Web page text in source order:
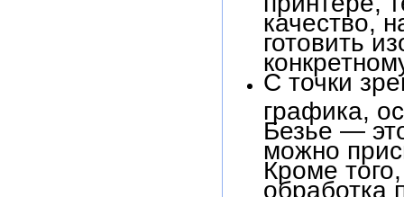
качество,
готовить
С точки
графика,
Безье —
можно
Кроме
обработка